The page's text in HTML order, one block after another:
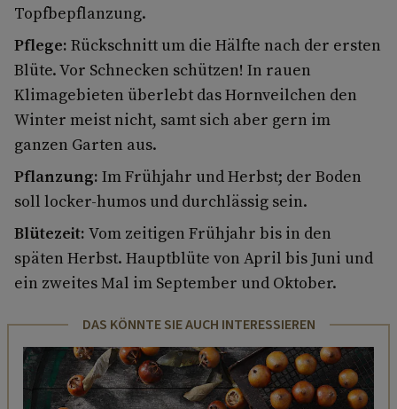
Topfbepflanzung.
Pflege: Rückschnitt um die Hälfte nach der ersten
Blüte. Vor Schnecken schützen! In rauen
Klimagebieten überlebt das Hornveilchen den
Winter meist nicht, samt sich aber gern im
ganzen Garten aus.
Pflanzung: Im Frühjahr und Herbst; der Boden
soll locker-humos und durchlässig sein.
Blütezeit: Vom zeitigen Frühjahr bis in den
späten Herbst. Hauptblüte von April bis Juni und
ein zweites Mal im September und Oktober.
DAS KÖNNTE SIE AUCH INTERESSIEREN